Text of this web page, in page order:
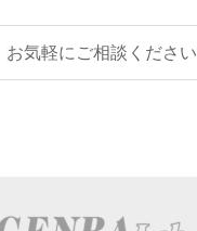
お気軽にご相談ください